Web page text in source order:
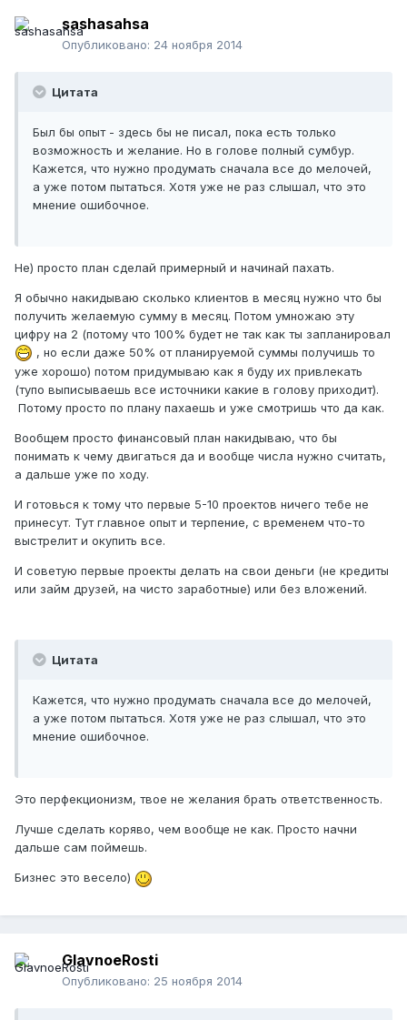
sashasahsa
Опубликовано: 24 ноября 2014
Цитата
Был бы опыт - здесь бы не писал, пока есть только
возможность и желание. Но в голове полный сумбур.
Кажется, что нужно продумать сначала все до мелочей,
а уже потом пытаться. Хотя уже не раз слышал, что это
мнение ошибочное.
Не) просто план сделай примерный и начинай пахать.
Я обычно накидываю сколько клиентов в месяц нужно что бы
получить желаемую сумму в месяц. Потом умножаю эту
цифру на 2 (потому что 100% будет не так как ты запланировал
, но если даже 50% от планируемой суммы получишь то
уже хорошо) потом придумываю как я буду их привлекать
(тупо выписываешь все источники какие в голову приходит).
Потому просто по плану пахаешь и уже смотришь что да как.
Вообщем просто финансовый план накидываю, что бы
понимать к чему двигаться да и вообще числа нужно считать,
а дальше уже по ходу.
И готовься к тому что первые 5-10 проектов ничего тебе не
принесут. Тут главное опыт и терпение, с временем что-то
выстрелит и окупить все.
И советую первые проекты делать на свои деньги (не кредиты
или займ друзей, на чисто заработные) или без вложений.
Цитата
Кажется, что нужно продумать сначала все до мелочей,
а уже потом пытаться. Хотя уже не раз слышал, что это
мнение ошибочное.
Это перфекционизм, твое не желания брать ответственность.
Лучше сделать коряво, чем вообще не как. Просто начни
дальше сам поймешь.
Бизнес это весело)
GlavnoeRosti
Опубликовано: 25 ноября 2014